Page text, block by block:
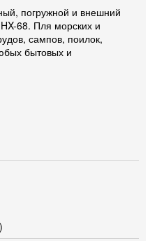
погружной и внешний
68. Пля морских и
сампов, поилок,
бытовых и